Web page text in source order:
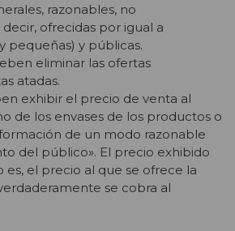
razonables, no
ofrecidas por igual a
pequeñas) y públicas.
eliminar las ofertas
atadas.
exhibir el precio de venta al
de los envases de los productos o
de un modo razonable
del público». El precio exhibido
es, el precio al que se ofrece la
se cobra al